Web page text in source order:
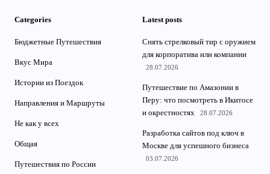
Categories
Бюджетные Путешествия
Вкус Мира
Истории из Поездок
Направления и Маршруты
Не как у всех
Общая
Путешествия по России
Latest posts
Снять стрелковый тир с оружием
для корпоратива или компании
28.07.2026
Путешествие по Амазонии в
Перу: что посмотреть в Икитосе
и окрестностях
28.07.2026
Разработка сайтов под ключ в
Москве для успешного бизнеса
03.07.2026